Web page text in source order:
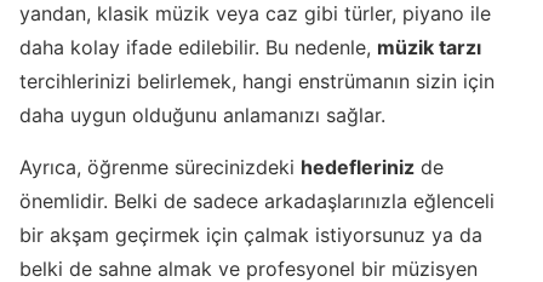
yandan, klasik müzik veya caz gibi türler, piyano ile
daha kolay ifade edilebilir. Bu nedenle, müzik tarzı
tercihlerinizi belirlemek, hangi enstrümanın sizin için
daha uygun olduğunu anlamanızı sağlar.
Ayrıca, öğrenme sürecinizdeki hedefleriniz de
önemlidir. Belki de sadece arkadaşlarınızla eğlenceli
bir akşam geçirmek için çalmak istiyorsunuz ya da
belki de sahne almak ve profesyonel bir müzisyen